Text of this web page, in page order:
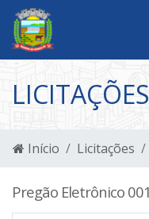
LICITAÇÕES
Início Licitações
Pregão Eletrônico